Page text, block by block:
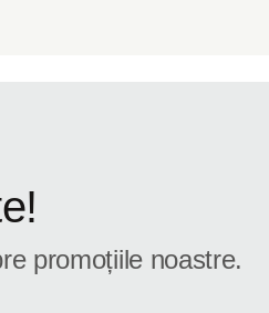
promoțiile noastre.